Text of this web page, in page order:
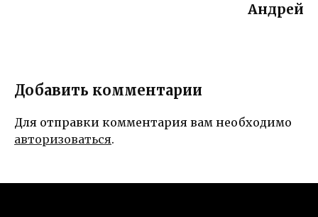
Андрей
Добавить комментарии
Для отправки комментария вам необходимо
авторизоваться.